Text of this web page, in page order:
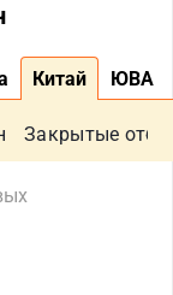
Китай ЮВА
Закрытые